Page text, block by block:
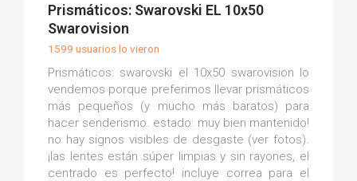
Prismáticos: Swarovski EL 10x50
Swarovision
1599 usuarios lo vieron
Prismáticos: swarovski el 10x50 swarovision lo
vendemos porque preferimos llevar prismáticos
más pequeños (y mucho más baratos) para
hacer senderismo. estado: muy bien mantenido!
no hay signos visibles de desgaste (ver fotos).
¡las lentes están súper limpias y sin rayones, el
centrado es perfecto! incluye correa para el